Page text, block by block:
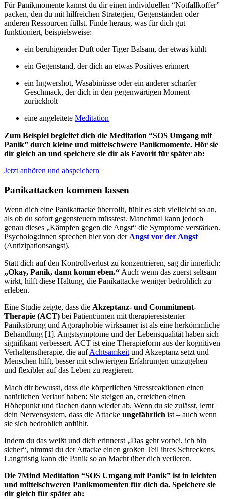
Für Panikmomente kannst du dir einen individuellen “Notfallkoffer”
packen, den du mit hilfreichen Strategien, Gegenständen oder
anderen Ressourcen füllst. Finde heraus, was für dich gut
funktioniert, beispielsweise:
ein beruhigender Duft oder Tiger Balsam, der etwas kühlt
ein Gegenstand, der dich an etwas Positives erinnert
ein Ingwershot, Wasabinüsse oder ein anderer scharfer
Geschmack, der dich in den gegenwärtigen Moment
zurückholt
eine angeleitete Meditation
Zum Beispiel begleitet dich die Meditation “SOS Umgang mit
Panik” durch kleine und mittelschwere Panikmomente. Hör sie
dir gleich an und speichere sie dir als Favorit für später ab:
Jetzt anhören und abspeichern
Panikattacken kommen lassen
Wenn dich eine Panikattacke überrollt, fühlt es sich vielleicht so an,
als ob du sofort gegensteuern müsstest. Manchmal kann jedoch
genau dieses „Kämpfen gegen die Angst“ die Symptome verstärken.
Psycholog:innen sprechen hier von der Angst vor der Angst
(Antizipationsangst).
Statt dich auf den Kontrollverlust zu konzentrieren, sag dir innerlich:
„Okay, Panik, dann komm eben.“ Auch wenn das zuerst seltsam
wirkt, hilft diese Haltung, die Panikattacke weniger bedrohlich zu
erleben.
Eine Studie zeigte, dass die Akzeptanz- und Commitment-
Therapie (ACT) bei Patient:innen mit therapieresistenter
Panikstörung und Agoraphobie wirksamer ist als eine herkömmliche
Behandlung [1]. Angstsymptome und der Lebensqualität haben sich
signifikant verbessert. ACT ist eine Therapieform aus der kognitiven
Verhaltenstherapie, die aufAchtsamkeit und Akzeptanz setzt und
Menschen hilft, besser mit schwierigen Erfahrungen umzugehen
und flexibler auf das Leben zu reagieren.
Mach dir bewusst, dass die körperlichen Stressreaktionen einen
natürlichen Verlauf haben: Sie steigen an, erreichen einen
Höhepunkt und flachen dann wieder ab. Wenn du sie zulässt, lernt
dein Nervensystem, dass die Attacke ungefährlich ist – auch wenn
sie sich bedrohlich anfühlt.
Indem du das weißt und dich erinnerst „Das geht vorbei, ich bin
sicher“, nimmst du der Attacke einen großen Teil ihres Schreckens.
Langfristig kann die Panik so an Macht über dich verlieren.
Die 7Mind Meditation “SOS Umgang mit Panik” ist in leichten
und mittelschweren Panikmomenten für dich da. Speichere sie
dir gleich für später ab: